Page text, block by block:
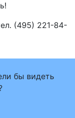
(495) 221-84-
бы видеть